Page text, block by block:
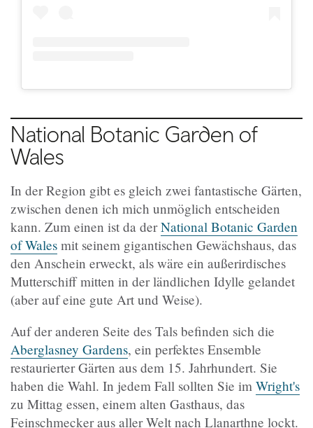
National Botanic Garden of
Wales
In der Region gibt es gleich zwei fantastische Gärten,
zwischen denen ich mich unmöglich entscheiden
kann. Zum einen ist da derNational Botanic Garden
of Wales mit seinem gigantischen Gewächshaus, das
den Anschein erweckt, als wäre ein außerirdisches
Mutterschiff mitten in der ländlichen Idylle gelandet
(aber auf eine gute Art und Weise).
Auf der anderen Seite des Tals befinden sich die
Aberglasney Gardens, ein perfektes Ensemble
restaurierter Gärten aus dem 15. Jahrhundert. Sie
haben die Wahl. In jedem Fall sollten Sie im Wright's
zu Mittag essen, einem alten Gasthaus, das
Feinschmecker aus aller Welt nach Llanarthne lockt.